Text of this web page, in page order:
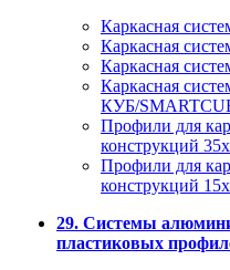
Каркасная
Каркасная
Каркасная
Каркасная
КУБ/
Профили для
конструкций
Профили для
конструкций
29. Системы
пластиковых